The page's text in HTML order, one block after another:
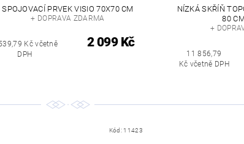
SPOJOVACÍ PRVEK VISIO 70X70 CM
+ DOPRAVA ZDARMA
Kč včetně
DPH
2 099 Kč
NÍZKÁ SKŘÍŇ
80
+
11 856,79
Kč včetně DPH
Kód: 11423